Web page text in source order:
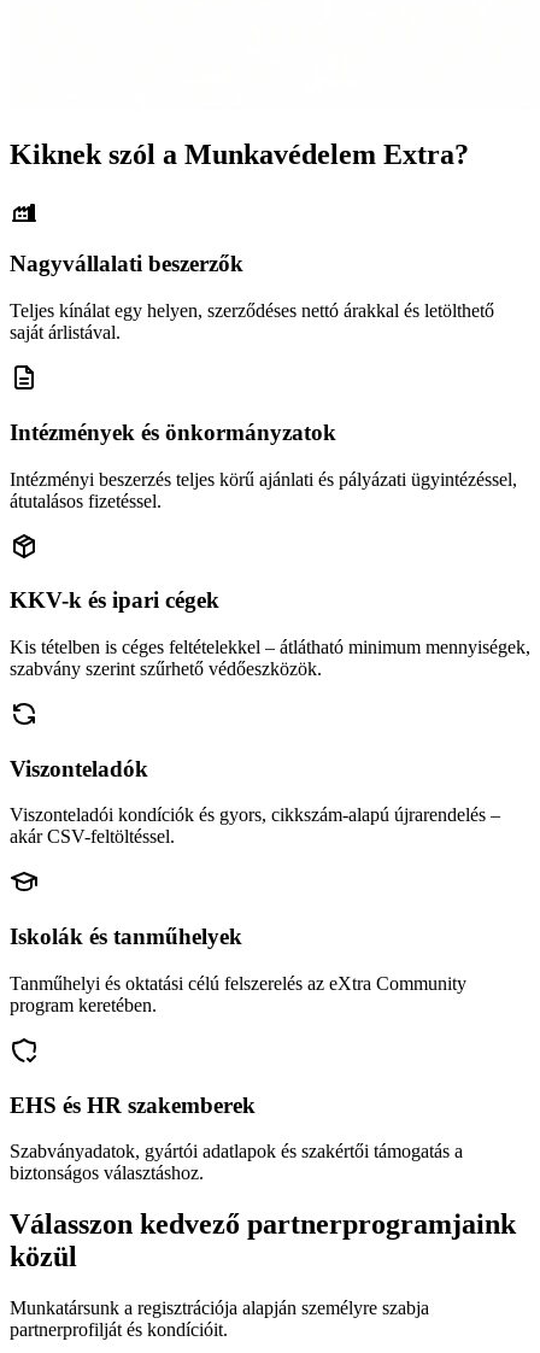
Kiknek szól a Munkavédelem Extra?
Nagyvállalati beszerzők
Teljes kínálat egy helyen, szerződéses nettó árakkal és letölthető
saját árlistával.
Intézmények és önkormányzatok
Intézményi beszerzés teljes körű ajánlati és pályázati ügyintézéssel,
átutalásos fizetéssel.
KKV-k és ipari cégek
Kis tételben is céges feltételekkel – átlátható minimum mennyiségek,
szabvány szerint szűrhető védőeszközök.
Viszonteladók
Viszonteladói kondíciók és gyors, cikkszám-alapú újrarendelés –
akár CSV-feltöltéssel.
Iskolák és tanműhelyek
Tanműhelyi és oktatási célú felszerelés az eXtra Community
program keretében.
EHS és HR szakemberek
Szabványadatok, gyártói adatlapok és szakértői támogatás a
biztonságos választáshoz.
Válasszon kedvező partnerprogramjaink
közül
Munkatársunk a regisztrációja alapján személyre szabja
partnerprofilját és kondícióit.